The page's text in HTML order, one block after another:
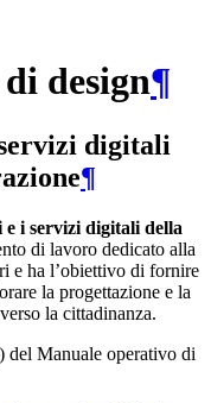
design¶
digitali
¶
i servizi digitali della
di lavoro dedicato alla
e ha l’obiettivo di fornire
la progettazione e la
la cittadinanza.
del Manuale operativo di